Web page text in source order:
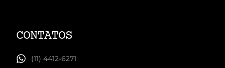
CONTATOS
(11) 4412-6271